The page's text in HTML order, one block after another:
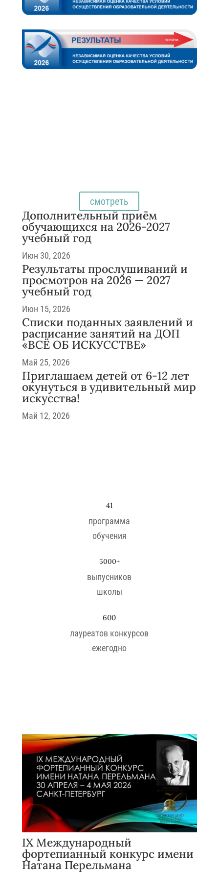
смотреть
Дополнительный приём
обучающихся на 2026-2027
учебный год
Июн 30, 2026
Результаты прослушиваний и
просмотров на 2026 — 2027
учебный год
Июн 15, 2026
Списки поданных заявлений и
расписание занятий на ДОП
«ВСЁ ОБ ИСКУССТВЕ»
Май 25, 2026
Приглашаем детей от 6-12 лет
окунуться в удивительный мир
искусства!
Май 12, 2026
41
программа
обучения
5000+
выпусников
школы
600
лауреатов конкурсов
ежегодно
IX Международный
фортепианный конкурс имени
Натана Перельмана